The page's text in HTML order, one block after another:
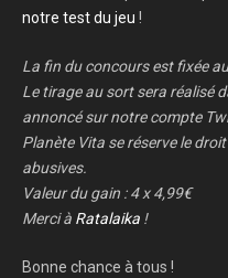
notre test du jeu !
La fin du concours est fixée
Le tirage au sort sera réalisé
annoncé sur notre compte
Planète Vita se réserve le
abusives.
Valeur du gain : 4 x 4,99€
Merci à Ratalaika !
Bonne chance à tous !